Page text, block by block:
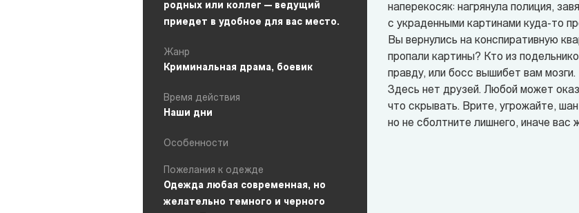
родных или коллег — ведущий
приедет в удобное для вас место.
Жанр
Криминальная драма, боевик
Время действия
Наши дни
Особенности
Пожелания к одежде
Одежда любая современная, но
желательно темного и черного
наперекосяк: нагрянула полиция,
с украденными картинами куда-то
Вы вернулись на конспиративную
пропали картины? Кто из
правду, или босс вышибет вам мозги.
Здесь нет друзей. Любой может
что скрывать. Врите, угрожайте,
но не сболтните лишнего, иначе вас